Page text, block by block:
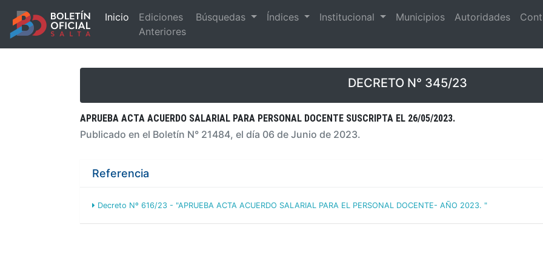
Inicio
Ediciones
Anteriores
Búsquedas Índices Institucional Municipios Autoridades
DECRETO N° 345/23
APRUEBA ACTA ACUERDO SALARIAL PARA PERSONAL DOCENTE SUSCRIPTA EL 26/05/2023.
Publicado en el Boletín N° 21484, el día 06 de Junio de 2023.
Referencia
Decreto Nº 616/23 - "APRUEBA ACTA ACUERDO SALARIAL PARA EL PERSONAL DOCENTE- AÑO 2023. "